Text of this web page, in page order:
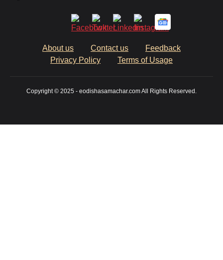
About us Contact us
Feedback
Privacy Policy
Terms of Usage
Copyright © 2025 - eodishasamachar.com All Rights Reserved.